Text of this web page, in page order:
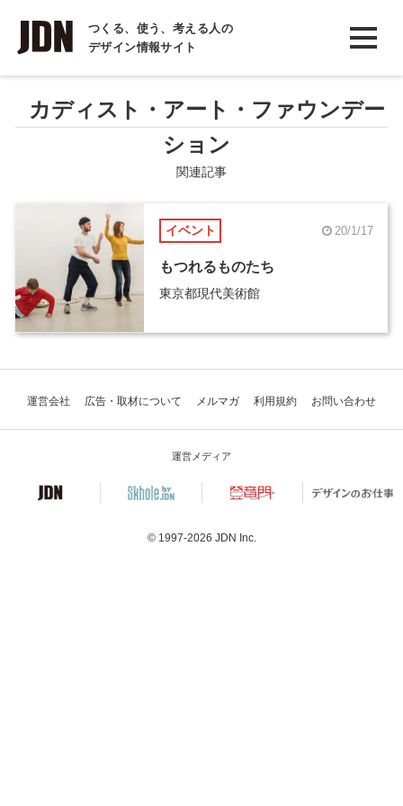
つくる、使う、考える人の
デザイン情報サイト
INTERVIEW
インタビュー
REPORT
レポート
カディスト・アート・ファウンデー
ション
関連記事
イベント 20/1/17
もつれるものたち
東京都現代美術館
運営会社 広告・取材について メルマガ 利用規約 お問い合わせ
運営メディア
© 1997-2026 JDN Inc.